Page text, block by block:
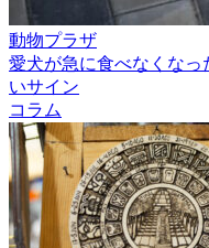
動物プラザ
愛犬が急に食べなくな
いサイン
コラム